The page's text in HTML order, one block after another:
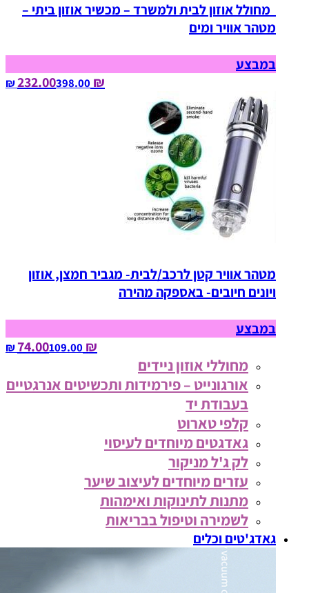
מחולל אוזון לבית ולמשרד – מכשיר אוזון ביתי –
מטהר אוויר ומים
במבצע
₪ 232.00
398.00‏ ₪
מטהר אוויר קטן לרכב/לבית- מגביר חמצן, אוזון
ויונים חיובים- באספקה מהירה
במבצע
₪ 74.00
109.00‏ ₪
מחוללי אוזון ניידים
אורגונייט – פירמידות ותכשיטים אנרגטיים
בעבודת יד
קלפי טארוט
גאדגטים מיוחדים לעיסוי
לק ג'ל מניקור
עזרים מיוחדים לעיצוב שיער
מתנות לתינוקות ואימהות
לשמירה וטיפול בבריאות
גאדג'טים וכלים